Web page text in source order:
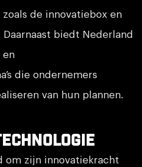
de innovatiebox en
biedt Nederland
en
die ondernemers
van hun plannen.
om zijn innovatiekracht